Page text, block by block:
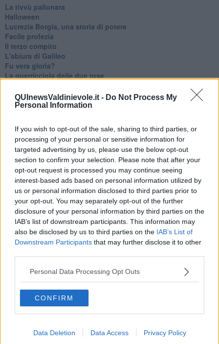
QUInewsValdinievole.it - Do Not Process My
Personal Information
If you wish to opt-out of the sale, sharing to third parties, or
processing of your personal or sensitive information for
targeted advertising by us, please use the below opt-out
section to confirm your selection. Please note that after your
opt-out request is processed you may continue seeing
interest-based ads based on personal information utilized by
us or personal information disclosed to third parties prior to
your opt-out. You may separately opt-out of the further
disclosure of your personal information by third parties on the
IAB’s list of downstream participants. This information may
also be disclosed by us to third parties on the IAB’s List of
Downstream Participants that may further disclose it to other
Personal Data Processing Opt Outs
CONFIRM
Data Deletion Data Access Privacy Policy
La tivvù pallonara
Halloween
​Lucrezia Borgia, una storia di potere
Facile profezia
Il terzo compito
L'abiura di Galileo
Fu vera gloria?
La guerricciola delle due rose
Alla fermata dell'autobus
La repressione sessuale per sentito dire
Foto storica
Esequie solenni
Nostalgia del sangue blu
Teste calde
Non avere e non essere
Armiamoci e... avviatevi
Da Capodanno a Carnevale
Schizzi di fango
Sor-riso amaro
Fine anno al ristorante
La festa di Capodanno
Natale 2024
Re e regnanti
Una performance
Il compagno
​Io (allo specchio)
Tramonto
Il giorno dei saldi